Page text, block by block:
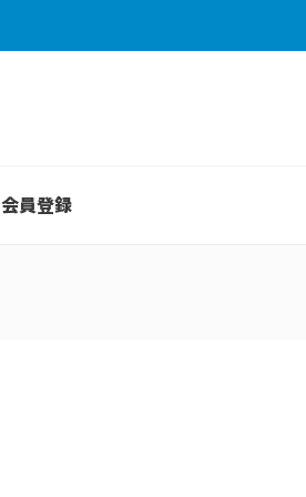
会員登録